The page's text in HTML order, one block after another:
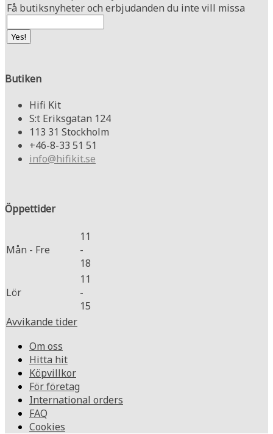
Få butiksnyheter och erbjudanden du inte vill missa
Butiken
Hifi Kit
S:t Eriksgatan 124
113 31 Stockholm
+46-8-33 51 51
info@hifikit.se
Öppettider
Mån - Fre
11
-
18
Lör
11
-
15
Avvikande tider
Om oss
Hitta hit
Köpvillkor
För företag
International orders
FAQ
Cookies